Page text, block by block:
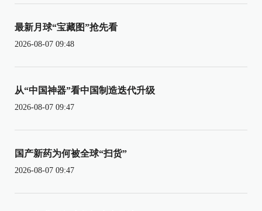
最新月球“宝藏图”抢先看
2026-08-07 09:48
从“中国神器”看中国制造迭代升级
2026-08-07 09:47
国产新药为何被全球“扫货”
2026-08-07 09:47